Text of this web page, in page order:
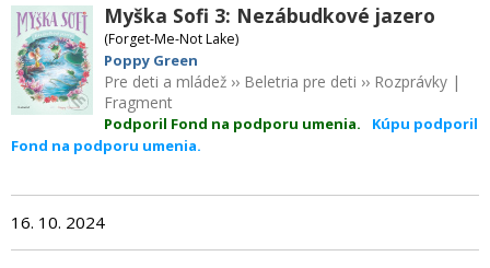
Myška Sofi 3: Nezábudkové jazero
(Forget-Me-Not Lake)
Poppy Green
Pre deti a mládež ›› Beletria pre deti ›› Rozprávky |
Fragment
Podporil Fond na podporu umenia.
Kúpu podporil
Fond na podporu umenia.
16. 10. 2024